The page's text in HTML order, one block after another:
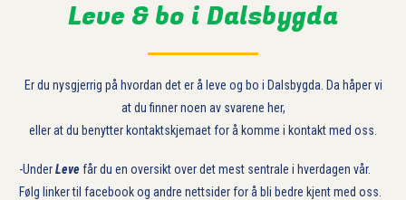
Leve & bo i Dalsbygda
Er du nysgjerrig på hvordan det er å leve og bo i Dalsbygda. Da håper vi
at du finner noen av svarene her,
eller at du benytter kontaktskjemaet for å komme i kontakt med oss.
-UnderLeve får du en oversikt over det mest sentrale i hverdagen vår.
Følg linker til facebook og andre nettsider for å bli bedre kjent med oss.